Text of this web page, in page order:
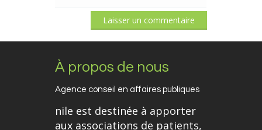
À propos de nous
Agence conseil en affaires publiques
nile est destinée à apporter
aux associations de patients,